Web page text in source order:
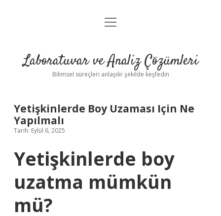
Anasayfa
Yasal Uyarı
menüyü
Laboratuvar ve Analiz Çözümleri
Bilimsel süreçleri anlaşılır şekilde keşfedin
Yetişkinlerde Boy Uzaması Için Ne
Yapılmalı
Tarih: Eylül 6, 2025
Yetişkinlerde boy
uzatma mümkün
mü?